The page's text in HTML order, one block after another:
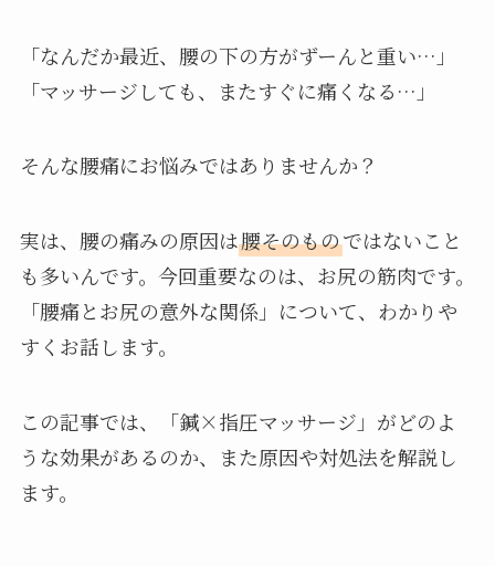
「なんだか最近、腰の下の方がずーんと重い…」
「マッサージしても、またすぐに痛くなる…」
そんな腰痛にお悩みではありませんか？
実は、腰の痛みの原因は腰そのものではないこと
も多いんです。今回重要なのは、お尻の筋肉です。
「腰痛とお尻の意外な関係」について、わかりや
すくお話します。
この記事では、「鍼×指圧マッサージ」がどのよ
うな効果があるのか、また原因や対処法を解説し
ます。